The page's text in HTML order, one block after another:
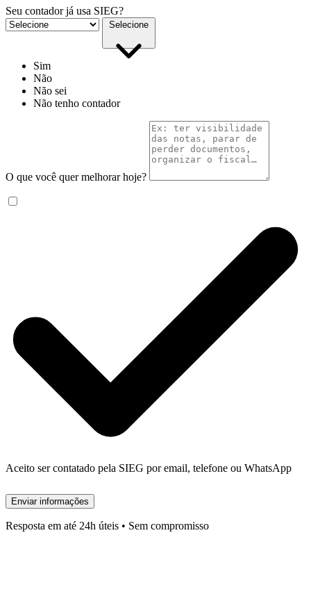
Seu contador já usa SIEG?
Selecione
Sim
Não
Não sei
Não tenho contador
O que você quer melhorar hoje?
Aceito ser contatado pela SIEG por email, telefone ou WhatsApp
Enviar informações
Resposta em até 24h úteis • Sem compromisso